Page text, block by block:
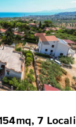
7 Locali